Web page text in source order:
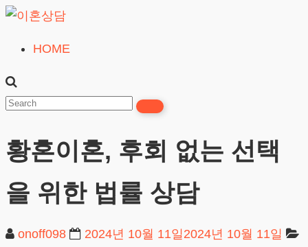
Skip
content
혼
상
24시간365일
HOME
황혼이혼, 후회 없는 선택
을 위한 법률 상담
onoff098 2024년 10월 11일 2024년 10월 11일